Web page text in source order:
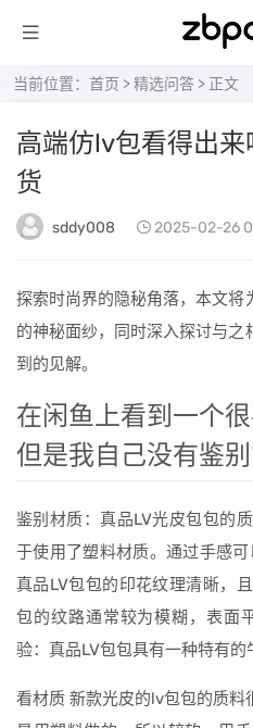
当前位置： 首页 >精选问答 > 正文
高端仿lv包看得出
货
sddy008 2025-02-26
探索时尚界的隐秘角落，本文
的神秘面纱，同时深入探讨与
到的见解。
在闲鱼上看到一个
但是我自己没有鉴
鉴别材质：真品LV光皮包包的
于使用了塑料材质。通过手感可
真品LV包包的印花纹理清晰，
包的纹路通常较为模糊，表面
验：真品LV包包具有一种特有的
看材质 新款光皮的lv包包的质